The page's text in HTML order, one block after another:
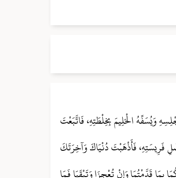
وَيُسَفِّهُ الْحَلِيمَ بِخِلْطَتِهِ، فَاتَّبَعْتَ
فَرِيسَتِهِ، فَأَذْهَبْتَ دُنْيَاكَ وَآخِرَتَكَ
قَدَّمْتُمَا وَإِنْ تُعْجِزَا وَتَبْقَيَا فَمَا